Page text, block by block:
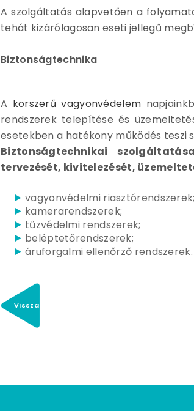
A szolgáltatás alapvetően a
tehát kizárólagosan eseti jellegű
Biztonságtechnika
A korszerű vagyonvédelem
rendszerek telepítése és
esetekben a hatékony működés teszi
Biztonságtechnikai
tervezését, kivitelezését,
vagyonvédelmi riasztórendszerek;
kamerarendszerek;
tűzvédelmi rendszerek;
beléptetőrendszerek;
áruforgalmi ellenőrző rendszerek.
Vissza